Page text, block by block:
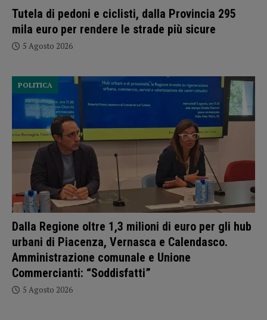
Tutela di pedoni e ciclisti, dalla Provincia 295
mila euro per rendere le strade più sicure
5 Agosto 2026
Dalla Regione oltre 1,3 milioni di euro per gli hub
urbani di Piacenza, Vernasca e Calendasco.
Amministrazione comunale e Unione
Commercianti: “Soddisfatti”
POLITICA
5 Agosto 2026